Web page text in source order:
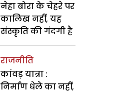
नेहा बोरा के चेहरे पर
कालिख नहीं, यह
संस्कृति की गंदगी है
राजनीति
कांवड़ यात्रा :
निर्माण धेले का नहीं,